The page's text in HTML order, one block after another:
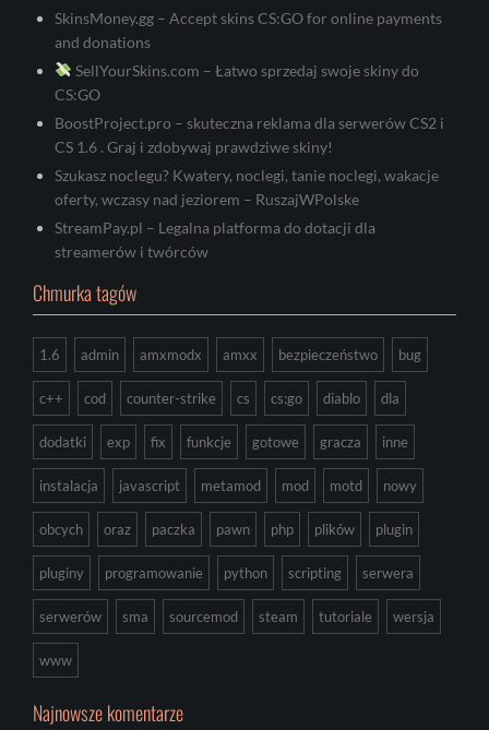
SkinsMoney.gg – Accept skins CS:GO for online payments
and donations
SellYourSkins.com – Łatwo sprzedaj swoje skiny do
CS:GO
BoostProject.pro – skuteczna reklama dla serwerów CS2 i
CS 1.6 . Graj i zdobywaj prawdziwe skiny!
Szukasz noclegu? Kwatery, noclegi, tanie noclegi, wakacje
oferty, wczasy nad jeziorem – RuszajWPolske
StreamPay.pl – Legalna platforma do dotacji dla
streamerów i twórców
Chmurka tagów
1.6 admin amxmodx amxx bezpieczeństwo bug
c++ cod counter-strike cs cs:go diablo dla
dodatki exp fix funkcje gotowe gracza inne
instalacja javascript metamod mod motd nowy
obcych oraz paczka pawn php plików plugin
pluginy programowanie python scripting serwera
serwerów sma sourcemod steam tutoriale wersja
www
Najnowsze komentarze